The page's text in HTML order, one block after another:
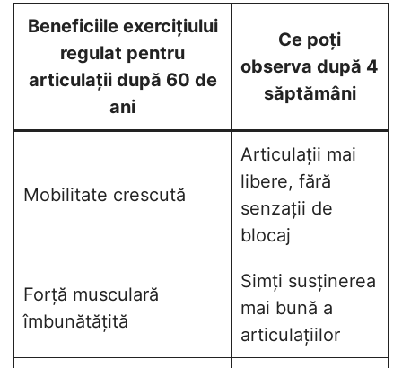
Beneficiile exercițiului
regulat pentru
articulații după 60 de
ani
Ce poți
observa după 4
săptămâni
Mobilitate crescută
Articulații mai
libere, fără
senzații de
blocaj
Forță musculară
îmbunătățită
Simți susținerea
mai bună a
articulațiilor